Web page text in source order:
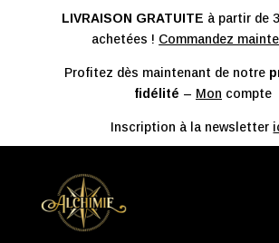
LIVRAISON GRATUITE à partir de
achetées ! Commandez
Profitez dès maintenant de notre
fidélité – Mon compte
Inscription à la newsletter